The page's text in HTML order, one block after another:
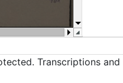
Transcriptions and